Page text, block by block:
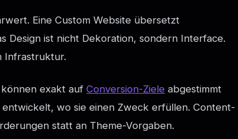
Eine Custom Website übersetzt
Design ist nicht Dekoration, sondern Interface.
Infrastruktur.
können exakt aufConversion-Ziele abgestimmt
wo sie einen Zweck erfüllen. Content-
statt an Theme-Vorgaben.